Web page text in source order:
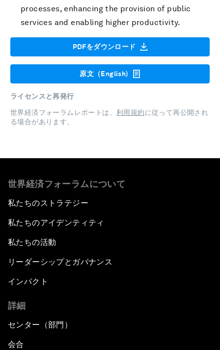
processes, enhancing the provision of public
services and enabling higher productivity.
PDFをダウンロード
原文（English)
ライセンスと再発行
世界経済フォーラムレポートは、 利用規約に従って再公開され
る場合があります。
世界経済フォーラムについて
私たちのストラテジー
私たちのアイデンティティ
私たちの活動
リーダーシップとガバナンス
インパクト
詳細
センター（部門）
会合